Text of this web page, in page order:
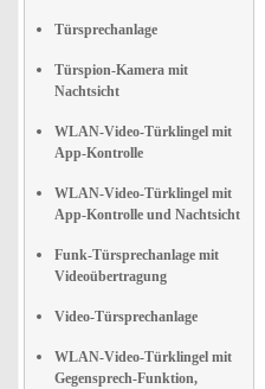
Türsprechanlage
Türspion-Kamera mit
Nachtsicht
WLAN-Video-Türklingel mit
App-Kontrolle
WLAN-Video-Türklingel mit
App-Kontrolle und Nachtsicht
Funk-Türsprechanlage mit
Videoübertragung
Video-Türsprechanlage
WLAN-Video-Türklingel mit
Gegensprech-Funktion,